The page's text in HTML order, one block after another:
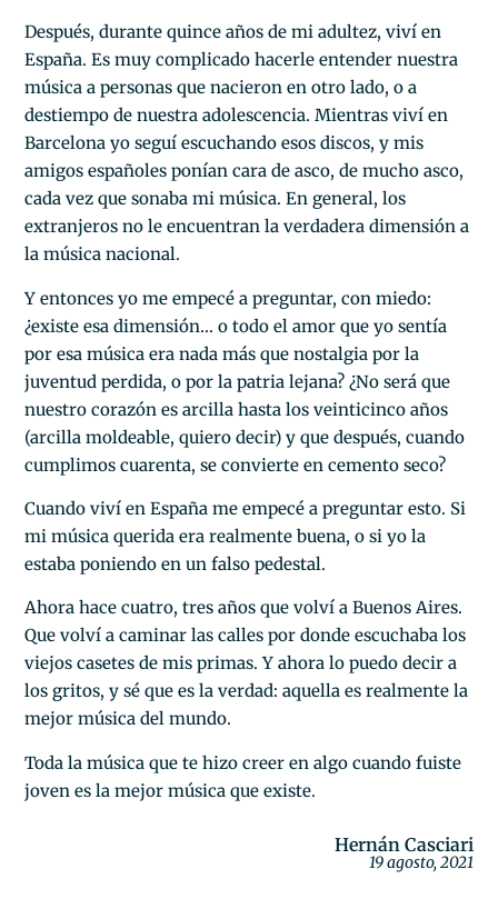
Después, durante quince años de mi adultez, viví en
España. Es muy complicado hacerle entender nuestra
música a personas que nacieron en otro lado, o a
destiempo de nuestra adolescencia. Mientras viví en
Barcelona yo seguí escuchando esos discos, y mis
amigos españoles ponían cara de asco, de mucho asco,
cada vez que sonaba mi música. En general, los
extranjeros no le encuentran la verdadera dimensión a
la música nacional.
Y entonces yo me empecé a preguntar, con miedo:
¿existe esa dimensión… o todo el amor que yo sentía
por esa música era nada más que nostalgia por la
juventud perdida, o por la patria lejana? ¿No será que
nuestro corazón es arcilla hasta los veinticinco años
(arcilla moldeable, quiero decir) y que después, cuando
cumplimos cuarenta, se convierte en cemento seco?
Cuando viví en España me empecé a preguntar esto. Si
mi música querida era realmente buena, o si yo la
estaba poniendo en un falso pedestal.
Ahora hace cuatro, tres años que volví a Buenos Aires.
Que volví a caminar las calles por donde escuchaba los
viejos casetes de mis primas. Y ahora lo puedo decir a
los gritos, y sé que es la verdad: aquella es realmente la
mejor música del mundo.
Toda la música que te hizo creer en algo cuando fuiste
joven es la mejor música que existe.
Hernán Casciari
19 agosto, 2021